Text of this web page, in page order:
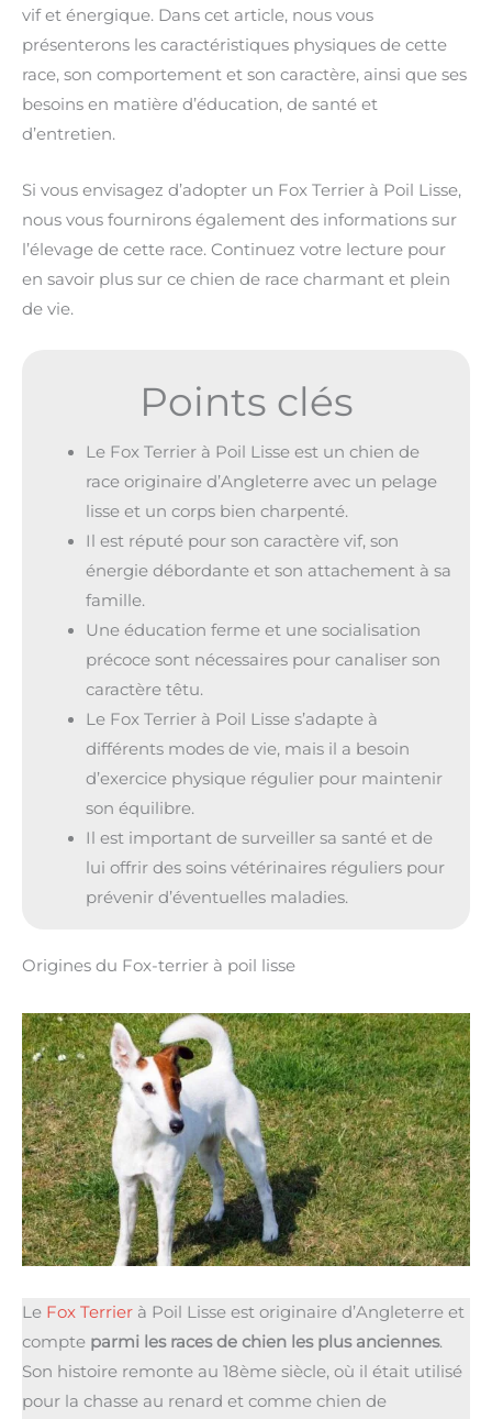
vif et énergique. Dans cet article, nous vous
présenterons les caractéristiques physiques de cette
race, son comportement et son caractère, ainsi que ses
besoins en matière d’éducation, de santé et
d’entretien.
Si vous envisagez d’adopter un Fox Terrier à Poil Lisse,
nous vous fournirons également des informations sur
l’élevage de cette race. Continuez votre lecture pour
en savoir plus sur ce chien de race charmant et plein
de vie.
Points clés
Le Fox Terrier à Poil Lisse est un chien de
race originaire d’Angleterre avec un pelage
lisse et un corps bien charpenté.
Il est réputé pour son caractère vif, son
énergie débordante et son attachement à sa
famille.
Une éducation ferme et une socialisation
précoce sont nécessaires pour canaliser son
caractère têtu.
Le Fox Terrier à Poil Lisse s’adapte à
différents modes de vie, mais il a besoin
d’exercice physique régulier pour maintenir
son équilibre.
Il est important de surveiller sa santé et de
lui offrir des soins vétérinaires réguliers pour
prévenir d’éventuelles maladies.
Origines du Fox-terrier à poil lisse
Le Fox Terrier à Poil Lisse est originaire d’Angleterre et
compte parmi les races de chien les plus anciennes.
Son histoire remonte au 18ème siècle, où il était utilisé
pour la chasse au renard et comme chien de